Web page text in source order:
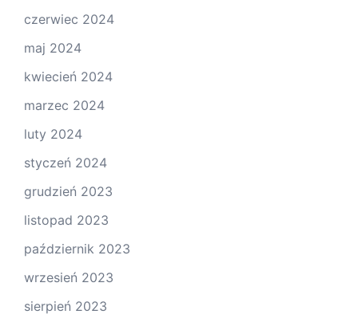
czerwiec 2024
maj 2024
kwiecień 2024
marzec 2024
luty 2024
styczeń 2024
grudzień 2023
listopad 2023
październik 2023
wrzesień 2023
sierpień 2023